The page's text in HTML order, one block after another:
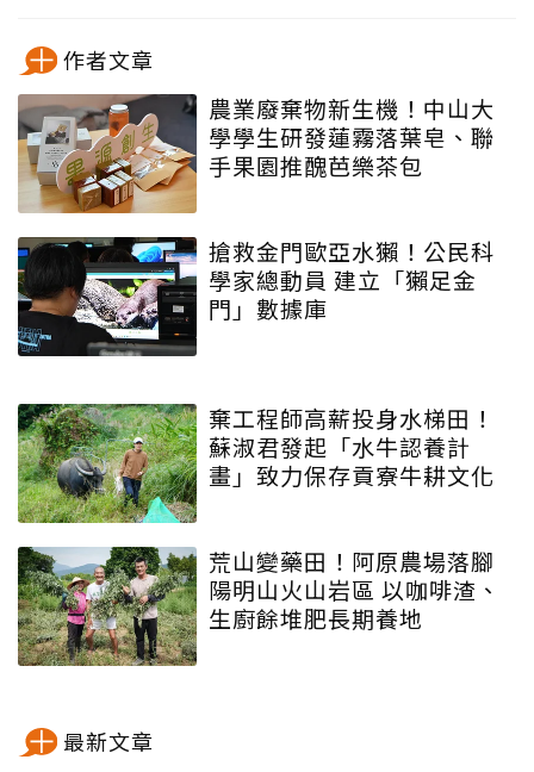
作者文章
農業廢棄物新生機！中山大
學學生研發蓮霧落葉皂、聯
手果園推醜芭樂茶包
搶救金門歐亞水獺！公民科
學家總動員 建立「獺足金
門」數據庫
棄工程師高薪投身水梯田！
蘇淑君發起「水牛認養計
畫」致力保存貢寮牛耕文化
荒山變藥田！阿原農場落腳
陽明山火山岩區 以咖啡渣、
生廚餘堆肥長期養地
最新文章